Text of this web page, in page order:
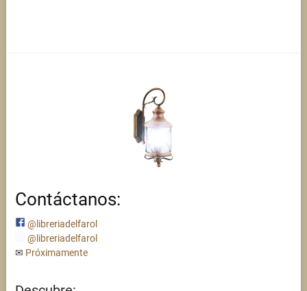
Contáctanos:
@libreriadelfarol
@libreriadelfarol
✉ Próximamente